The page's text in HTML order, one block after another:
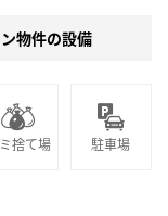
物件の設備
捨て場 駐車場